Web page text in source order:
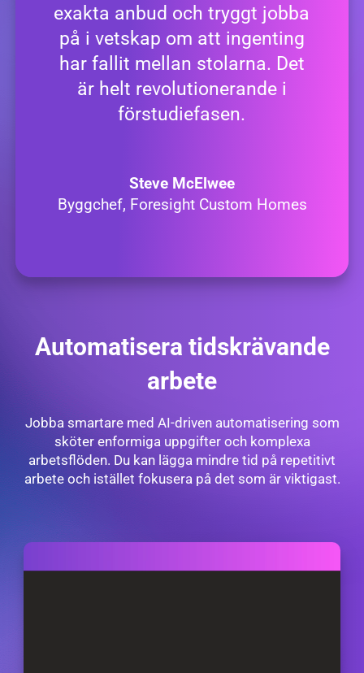
exakta anbud och tryggt jobba
på i vetskap om att ingenting
har fallit mellan stolarna. Det
är helt revolutionerande i
förstudiefasen.
Steve McElwee
Byggchef, Foresight Custom Homes
Automatisera tidskrävande
arbete
Jobba smartare med AI-driven automatisering som
sköter enformiga uppgifter och komplexa
arbetsflöden. Du kan lägga mindre tid på repetitivt
arbete och istället fokusera på det som är viktigast.